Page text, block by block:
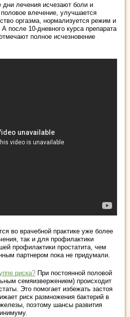
дни лечения исчезают боли и
влечение, улучшается
оргазма, нормализуется режим и
после 10-дневного курса препарата
полное исчезновение
во врачебной практике уже более
так и для профилактики
профилактики простатита, чем
партнером пока не придумали.
риска? При постоянной половой
семяизвержением) происходит
Это помогает избежать застоя
риск размножения бактерий в
поэтому шансы развития